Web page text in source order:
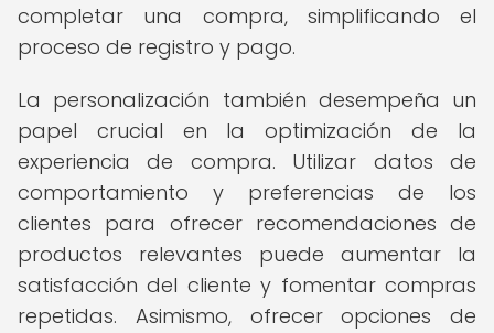
completar una compra, simplificando el
proceso de registro y pago.
La personalización también desempeña un
papel crucial en la optimización de la
experiencia de compra. Utilizar datos de
comportamiento y preferencias de los
clientes para ofrecer recomendaciones de
productos relevantes puede aumentar la
satisfacción del cliente y fomentar compras
repetidas. Asimismo, ofrecer opciones de